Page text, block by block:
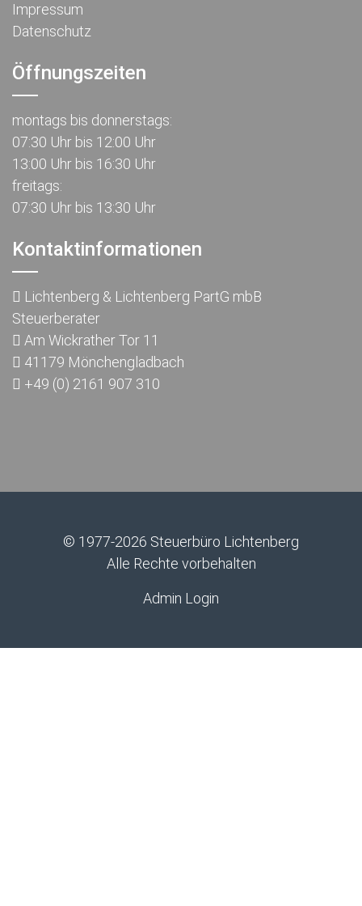
Impressum
Datenschutz
Öffnungszeiten
montags bis donnerstags:
07:30 Uhr bis 12:00 Uhr
13:00 Uhr bis 16:30 Uhr
freitags:
07:30 Uhr bis 13:30 Uhr
Kontaktinformationen
Lichtenberg & Lichtenberg PartG mbB
Steuerberater
Am Wickrather Tor 11
41179 Mönchengladbach
+49 (0) 2161 907 310
© 1977-2026 Steuerbüro Lichtenberg
Alle Rechte vorbehalten
Admin Login